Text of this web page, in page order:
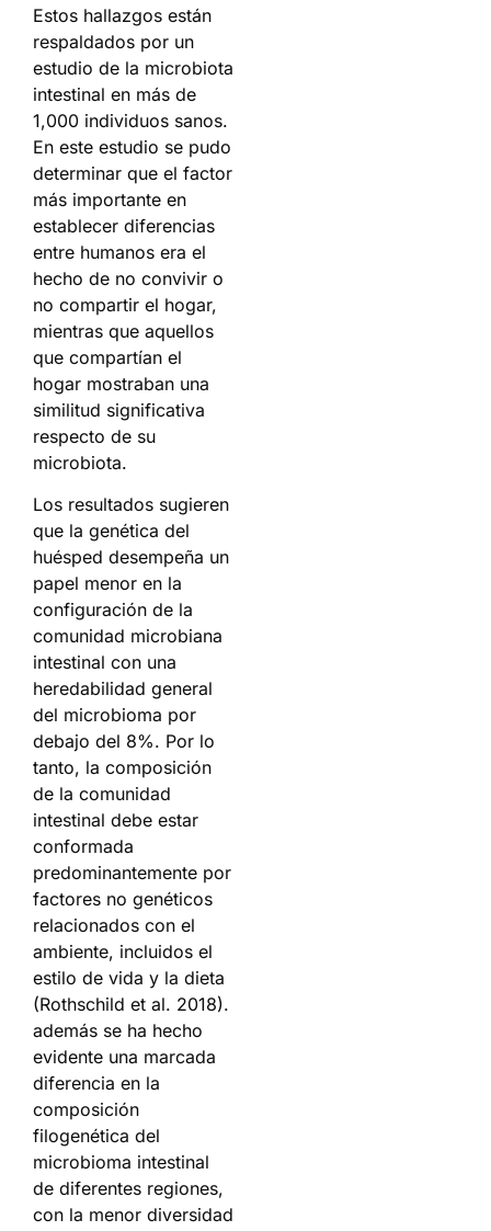
Estos hallazgos están
respaldados por un
estudio de la microbiota
intestinal en más de
1,000 individuos sanos.
En este estudio se pudo
determinar que el factor
más importante en
establecer diferencias
entre humanos era el
hecho de no convivir o
no compartir el hogar,
mientras que aquellos
que compartían el
hogar mostraban una
similitud significativa
respecto de su
microbiota.
Los resultados sugieren
que la genética del
huésped desempeña un
papel menor en la
configuración de la
comunidad microbiana
intestinal con una
heredabilidad general
del microbioma por
debajo del 8%. Por lo
tanto, la composición
de la comunidad
intestinal debe estar
conformada
predominantemente por
factores no genéticos
relacionados con el
ambiente, incluidos el
estilo de vida y la dieta
(Rothschild et al. 2018).
además se ha hecho
evidente una marcada
diferencia en la
composición
filogenética del
microbioma intestinal
de diferentes regiones,
con la menor diversidad